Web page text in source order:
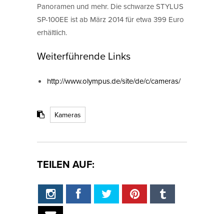
Panoramen und mehr. Die schwarze STYLUS
SP-100EE ist ab März 2014 für etwa 399 Euro
erhältlich.
Weiterführende Links
http://www.olympus.de/site/de/c/cameras/
Kameras
TEILEN AUF: